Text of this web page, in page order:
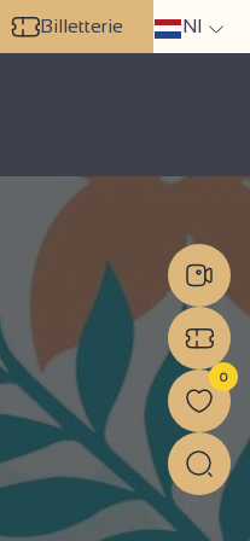
Billetterie Nl
0